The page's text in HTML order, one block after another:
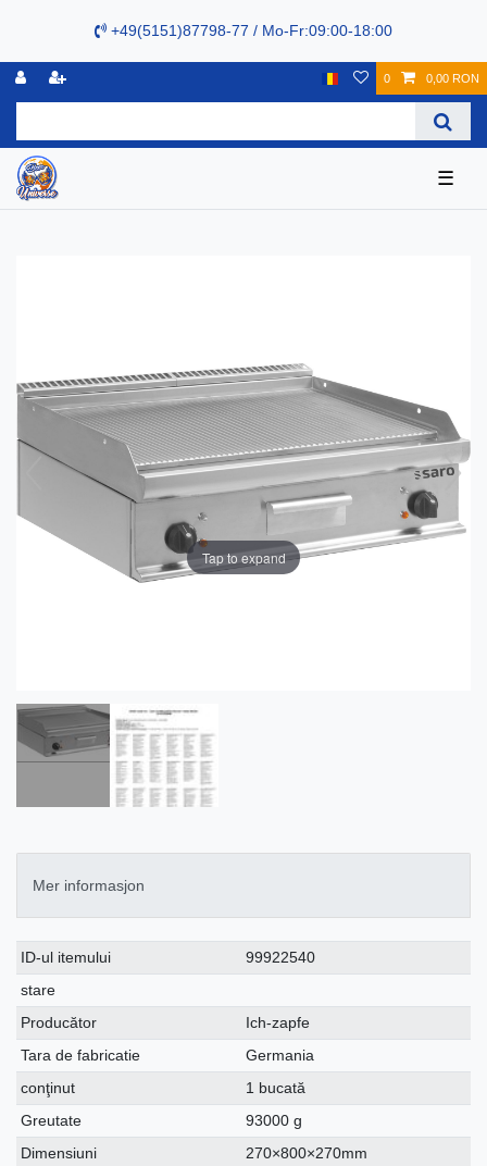
+49(5151)87798-77 / Mo-Fr:09:00-18:00
0 0,00 RON
☰
Tap to expand
Mer informasjon
Ceres::Template.singleItemTechnicalDataAttribute
Ceres::Template.singleItemTechnicalDataValue
ID-ul itemului
99922540
stare
Producător
Ich-zapfe
Tara de fabricatie
Germania
conţinut
1 bucată
Greutate
93000 g
Dimensiuni
270×800×270mm